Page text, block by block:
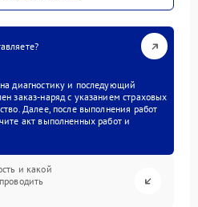
диагностику и последующий
заказ-наряд с указанием страховых
Далее, после выполнения работ
акт выполненных работ и
и какой